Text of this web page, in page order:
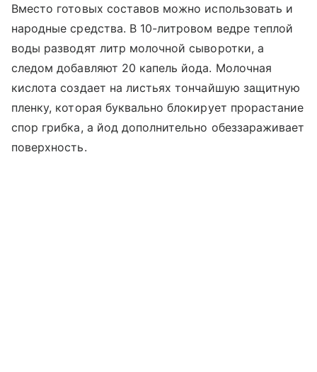
Вместо готовых составов можно использовать и
народные средства. В 10-литровом ведре теплой
воды разводят литр молочной сыворотки, а
следом добавляют 20 капель йода. Молочная
кислота создает на листьях тончайшую защитную
пленку, которая буквально блокирует прорастание
спор грибка, а йод дополнительно обеззараживает
поверхность.